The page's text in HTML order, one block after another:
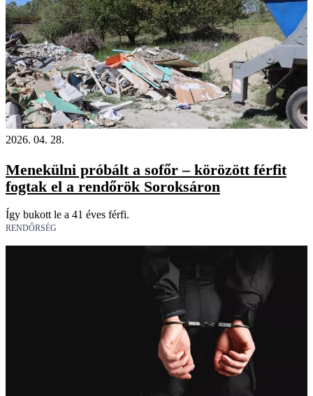
2026. 04. 28.
Menekülni próbált a sofőr – körözött férfit
fogtak el a rendőrök Soroksáron
Így bukott le a 41 éves férfi.
RENDŐRSÉG